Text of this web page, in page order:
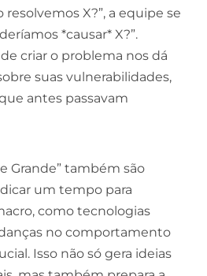
X?”, a equipe se
*causar* X?”.
criar o problema nos dá
suas vulnerabilidades,
antes passavam
Grande” também são
um tempo para
como tecnologias
no comportamento
Isso não só gera ideias